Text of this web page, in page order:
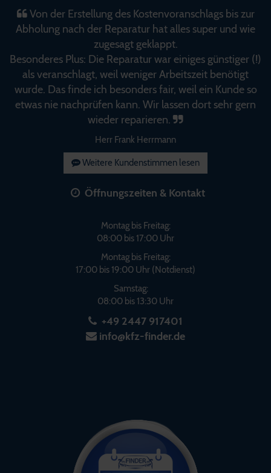
Von der Erstellung des Kostenvoranschlags bis zur
Abholung nach der Reparatur hat alles super und wie
zugesagt geklappt.
Besonderes Plus: Die Reparatur war einiges günstiger (!)
als veranschlagt, weil weniger Arbeitszeit benötigt
wurde. Das finde ich besonders fair, weil ein Kunde so
etwas nie nachprüfen kann. Wir lassen dort sehr gern
wieder reparieren.
Herr Frank Herrmann
Weitere Kundenstimmen lesen
Öffnungszeiten & Kontakt
Montag bis Freitag:
08:00 bis 17:00 Uhr
Montag bis Freitag:
17:00 bis 19:00 Uhr (Notdienst)
Samstag:
08:00 bis 13:30 Uhr
+49 2447 917401
info@kfz-finder.de